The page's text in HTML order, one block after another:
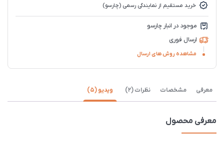
خرید مستقیم از نمایندگی رسمی (چارسو)
موجود در انبار چارسو
ارسال فوری
مشاهده روش های ارسال
معرفی مشخصات نظرات (2) ویدیو (5)
معرفی محصول